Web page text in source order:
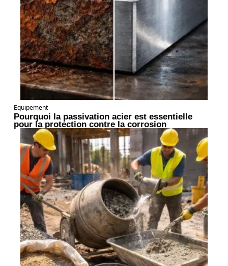
Equipement
Pourquoi la passivation acier est essentielle
pour la protection contre la corrosion